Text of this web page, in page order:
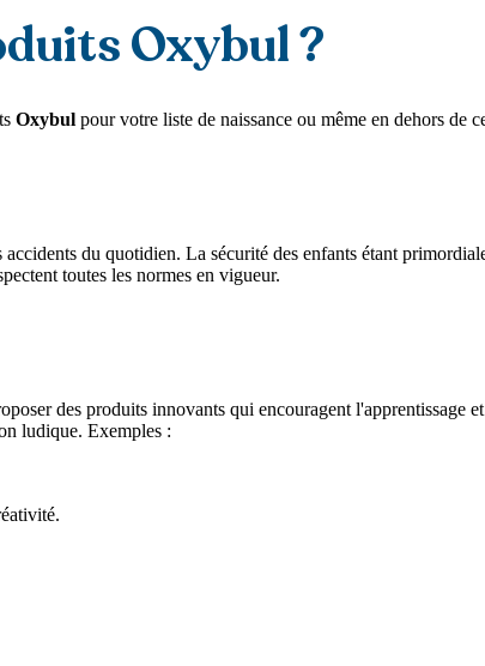
Oxybul ?
Oxybul pour votre liste de naissance ou même en dehors de
du quotidien. La sécurité des enfants étant
toutes les normes en vigueur.
des produits innovants qui encouragent l'apprentissage
ludique. Exemples :